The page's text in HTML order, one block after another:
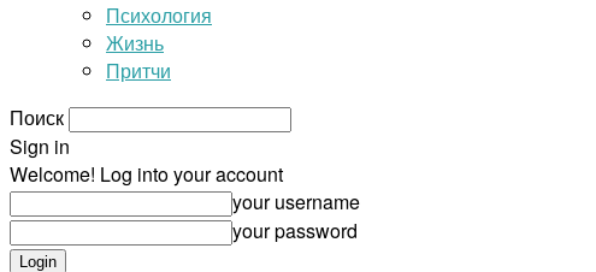
Психология
Жизнь
Притчи
Поиск
Sign in
Welcome! Log into your account
your username
your password